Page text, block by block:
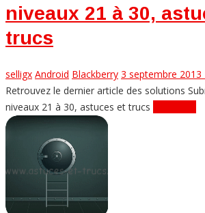
niveaux 21 à 30,
trucs
selligx Android Blackberry 3 septembre 2013
Retrouvez le dernier article des solutions
niveaux 21 à 30, astuces et trucs